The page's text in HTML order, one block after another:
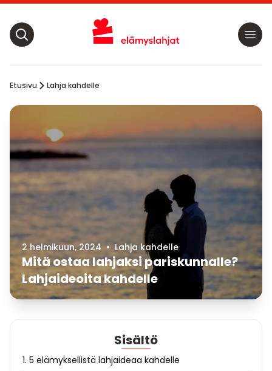
Etusivu Lahja kahdelle
2 helmikuun, 2024 • Lahja kahdelle
Mitä ostaa lahjaksi pariskunnalle?
Lahjaideoita kahdelle
Sisältö
1. 5 elämyksellistä lahjaideaa kahdelle